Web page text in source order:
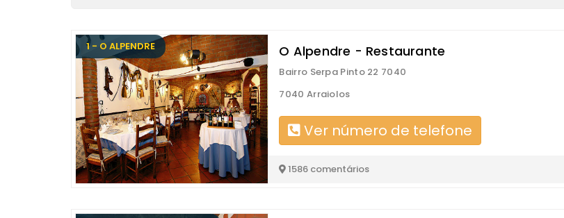
1 - O ALPENDRE O Alpendre - Restaurante
Bairro Serpa Pinto 22 7040
7040 Arraiolos
Ver número de telefone
1586 comentários